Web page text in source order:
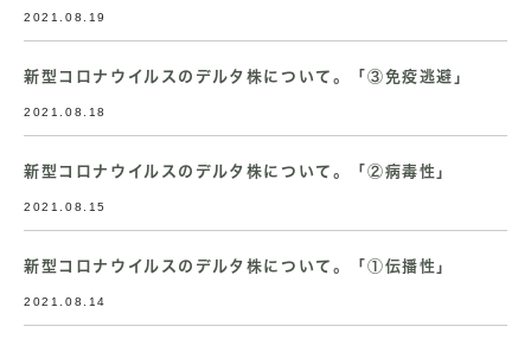
2021.08.19
新型コロナウイルスのデルタ株について。「③免疫逃避」
2021.08.18
新型コロナウイルスのデルタ株について。「②病毒性」
2021.08.15
新型コロナウイルスのデルタ株について。「①伝播性」
2021.08.14